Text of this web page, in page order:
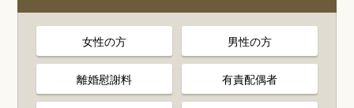
女性の方 男性の方
離婚慰謝料 有責配偶者